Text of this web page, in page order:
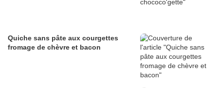
Quiche sans pâte aux courgettes
fromage de chèvre et bacon